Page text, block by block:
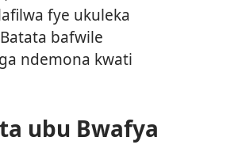
fye ukuleka
bafwile
ndemona kwati
ubu Bwafya